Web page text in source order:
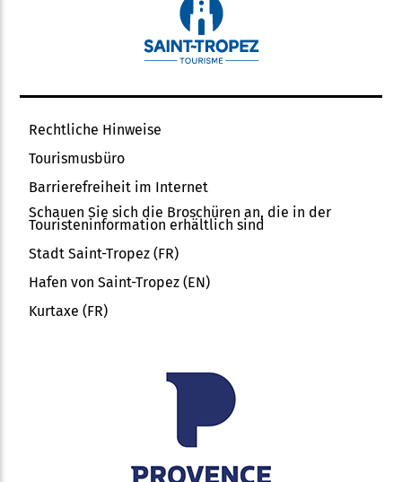
Rechtliche Hinweise
Tourismusbüro
Barrierefreiheit im Internet
Schauen Sie sich die Broschüren an, die in der
Touristeninformation erhältlich sind
Stadt Saint-Tropez (FR)
Hafen von Saint-Tropez (EN)
Kurtaxe (FR)